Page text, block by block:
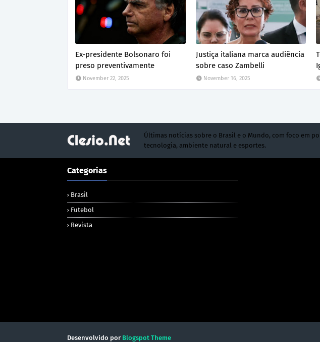
Ex-presidente Bolsonaro foi
preso preventivamente
November 22, 2025
Justiça italiana marca audiência
sobre caso Zambelli
November 16, 2025
Últimas notícias sobre o Brasil e o Mundo, com foco em
tecnologia, ambiente natural e esportes.
Categorias
Brasil
Futebol
Revista
Desenvolvido por Blogspot Theme